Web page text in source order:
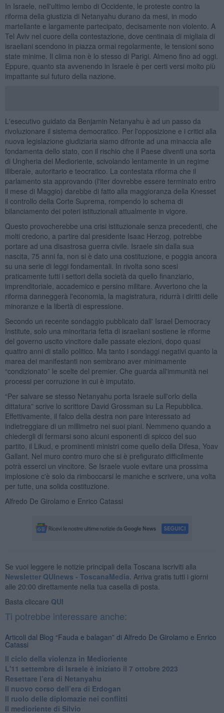
In Israele, nell'ultimo lembo di Occidente, le proteste contro la
riforma della giustizia di Netanyahu durano da mesi, in modo
martellante e largamente partecipato, decisamente non violento. A
Tel Aviv nel cuore della contestazione, dove centinaia di migliaia di
israeliani scendono in piazza ormai regolarmente, le tensioni sono
state minime. Il clima non è lo stesso di Parigi. Almeno fino ad oggi.
Eppure, quanto sta avvenendo in Israele è per certi versi molto più
impattante sul futuro della nazione.
L'esecutivo guidato da Benjamin Netanyahu è ad un passo da
rivoluzionare il sistema democratico. Per l'opposizione e i critici alla
nuova legislazione giudiziaria siamo difronte ad una minaccia alle
fondamenta dello stato, con il rischio che il Paese diventi una sorta
di Ungheria del Medioriente, scivolando lentamente in un regime
illiberale, autoritario e teocratico. La contestata riforma che il
parlamento sta approvando (l'iter dovrebbe essere terminato entro
il mese di Maggio) darebbe di fatto alla maggioranza della Knesset
il controllo della Corte Suprema, rompendo lo schema di
bilanciamento dei poteri istituzionali attualmente in vigore.
Questo provocherebbe una crisi istituzionale senza precedenti, che
molti credono, a partire dal presidente Isaac Herzog, potrebbe
portare ad una disastrosa guerra civile. Israele sin dalla sua
nascita, 75 anni fa, non si è dato una costituzione, e poggia ancora
su una serie di leggi fondamentali. In rivolta sono scesi
praticamente tutti i settori della società da quello finanziario,
imprenditoriale, accademico e persino militare. Avvertono che la
riforma danneggerà l'economia, la magistratura, ridurrà i diritti delle
minoranze e la libertà di espressione.
Secondo un recente sondaggio pubblicato dall' Israel Democracy
Institute, solo una minoritaria fetta di israeliani sostiene le riforme
del governo uscito vincitore dalle passate elezioni, dopo quasi
quattro anni di stallo politico. Ma tanto i sondaggi negativi quanto la
marea dei manifestanti non sembrano aver minimamente
“condizionato” le scelte del premier. Che guarda all'immunità nei
processi per corruzione in cui è imputato.
“Per salvare se stesso Netanyahu porta Israele sull'orlo della
dittatura” scrive lo scrittore David Grossman su La Repubblica.
Effettivamente, il falco della destra non pare interessato ad
indietreggiare di un millimetro nei suoi piani. Nemmeno quando a
chiedergli di fermarsi sono alcuni esponenti di spicco del suo
partito, il Likud, e prominenti ministri come quello della Difesa, Yoav
Gallant. Nel muro contro muro che si è prefigurato difficilmente
potrà esserci un vincitore. Se Israele vuole evitare una prossima
implosione c'è solo da rimboccarsi le maniche e scrivere, una volta
per tutte, una solida costituzione.
Alfredo De Girolamo e Enrico Catassi
Se vuoi leggere le notizie principali della Toscana iscriviti alla
Newsletter QUInews - ToscanaMedia. Arriva gratis tutti i giorni
alle 20:00 direttamente nella tua casella di posta.
Basta cliccare QUI
Ti potrebbe interessare anche:
Articoli dal Blog “Fauda e balagan” di Alfredo De Girolamo e Enrico
Catassi
Il ciclo della violenza in Medioriente
L'11 settembre di Israele è iniziato il 7 ottobre 2023
Resettare l’era di Netanyahu
​Il nuovo corso dell’era di Erdogan
Il ruolo delle diplomazie nei conflitti
Il medioriente di Silvio